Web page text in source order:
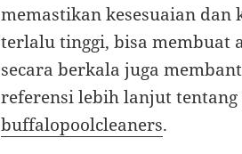
memastikan kesesuaian
terlalu tinggi, bisa membuat
secara berkala juga
referensi lebih lanjut
buffalopoolcleaners.